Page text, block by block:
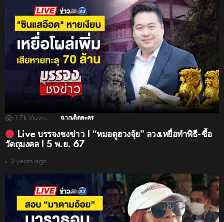
1.7k Views ฉากเด็ดละคร
Live บรรจงชงข่าว | “หมอดูฮวงจุ้ย” ลวงเหยื่อทำพิธี-ซื้อ
วัตถุมงคล | 5 พ.ย. 67
2 years ago